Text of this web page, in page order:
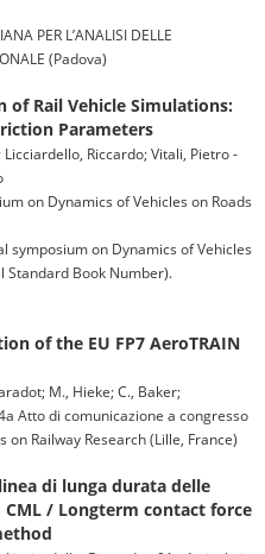
PER L’ANALISI DELLE
(Padova)
of Rail Vehicle Simulations:
Parameters
Riccardo; Vitali, Pietro -
on Dynamics of Vehicles on Roads
symposium on Dynamics of Vehicles
Standard Book Number).
of the EU FP7 AeroTRAIN
M., Hieke; C., Baker;
Atto di comunicazione a congresso
on Railway Research (Lille, France)
di lunga durata delle
/ Longterm contact force